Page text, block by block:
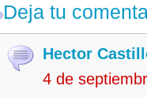
Deja tu
Hector
4 de